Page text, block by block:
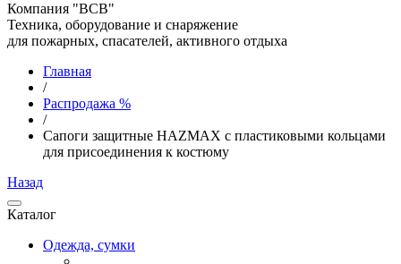
Компания "ВСВ"
Техника, оборудование и снаряжение
для пожарных, спасателей, активного отдыха
Главная
/
Распродажа %
/
Сапоги защитные HAZMAX с пластиковыми кольцами
для присоединения к костюму
Назад
Каталог
Одежда, сумки